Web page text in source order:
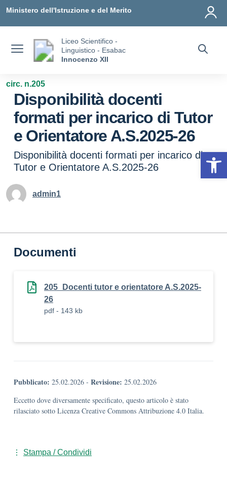
Ministero dell'Istruzione e del Merito
Liceo Scientifico -
Linguistico - Esabac
Innocenzo XII
circ. n.205
Disponibilità docenti
formati per incarico di Tutor
e Orientatore A.S.2025-26
Disponibilità docenti formati per incarico di
Tutor e Orientatore A.S.2025-26
admin1
Documenti
205_Docenti tutor e orientatore A.S.2025-
26
pdf - 143 kb
Pubblicato: 25.02.2026 - Revisione: 25.02.2026
Eccetto dove diversamente specificato, questo articolo è stato
rilasciato sotto Licenza Creative Commons Attribuzione 4.0 Italia.
Stampa / Condividi